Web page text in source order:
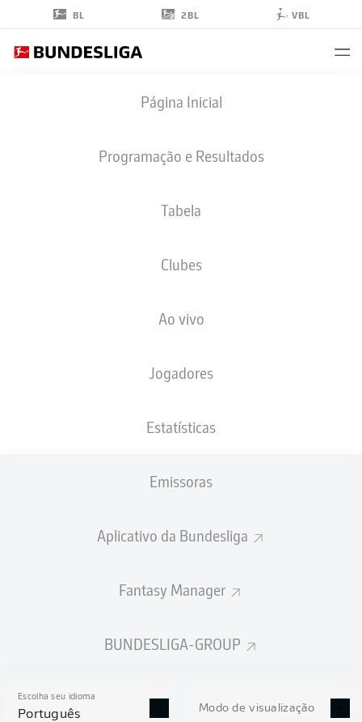
BL 2BL VBL
Página Inicial
Programação e Resultados
Tabela
Clubes
Ao vivo
Jogadores
Estatísticas
Emissoras
Aplicativo da Bundesliga
Fantasy Manager
BUNDESLIGA-GROUP
Escolha seu idioma
Português Modo de visualização
ESTATÍSTICAS DA
TEMPORADA 2021/2022